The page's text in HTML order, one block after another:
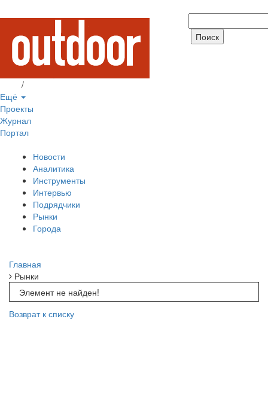
/
Ещё
Проекты
Журнал
Портал
Новости
Аналитика
Инструменты
Интервью
Подрядчики
Рынки
Города
Главная
Рынки
Элемент не найден!
Возврат к списку